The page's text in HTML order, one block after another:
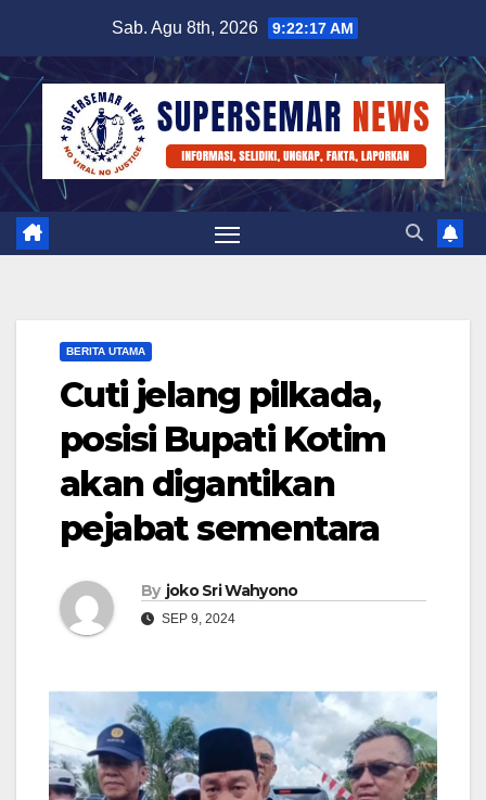
content
Sab. Agu 8th, 2026 9:22:18 AM
BERITA UTAMA
Cuti jelang pilkada,
posisi Bupati Kotim
akan digantikan
pejabat sementara
By joko Sri Wahyono
SEP 9, 2024